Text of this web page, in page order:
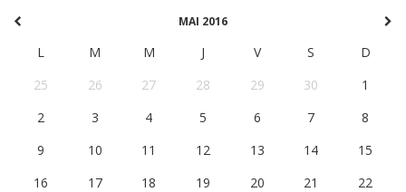
MAI 2016
L M M J V S
D
25
26 27 28 29 30
1
2
3 4 5 6 7
8
9
10 11 12 13 14
15
16
17 18 19 20 21
22